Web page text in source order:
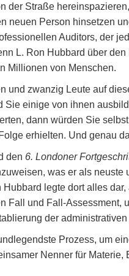
der Straße
neuen Person hinsetzen
Auditors, der
L. Ron Hubbard über
Millionen von Menschen.
und zwanzig Leute auf
Sie einige von ihnen
dann würden Sie
erhielten. Und genau
den 6. Londoner
was er als
legte dort alles
Fall und Fall-Assessment,
der
Prozess, um
Nenner für Materie,